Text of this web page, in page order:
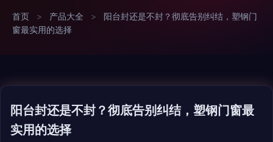
首页 > 产品大全 >
阳台封还是不封？彻底告别纠结，塑钢门
窗最实用的选择
阳台封还是不封？彻底告别纠结，塑钢门窗最
实用的选择